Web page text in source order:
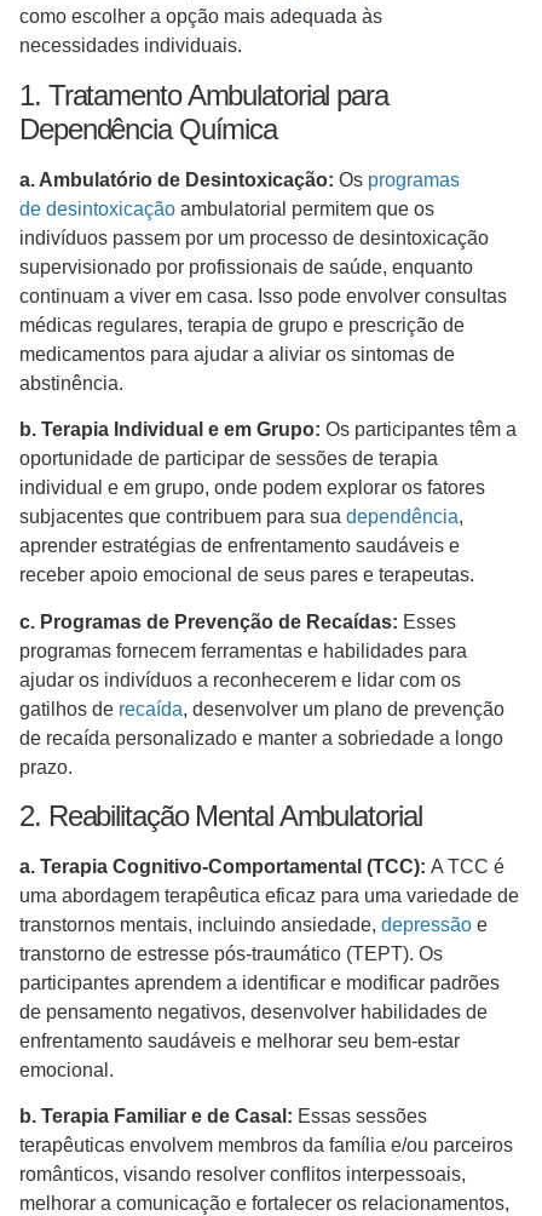
como escolher a opção mais adequada às
necessidades individuais.
1. Tratamento Ambulatorial para
Dependência Química
a. Ambulatório de Desintoxicação: Os programas
de desintoxicação ambulatorial permitem que os
indivíduos passem por um processo de desintoxicação
supervisionado por profissionais de saúde, enquanto
continuam a viver em casa. Isso pode envolver consultas
médicas regulares, terapia de grupo e prescrição de
medicamentos para ajudar a aliviar os sintomas de
abstinência.
b. Terapia Individual e em Grupo: Os participantes têm a
oportunidade de participar de sessões de terapia
individual e em grupo, onde podem explorar os fatores
subjacentes que contribuem para sua dependência,
aprender estratégias de enfrentamento saudáveis e
receber apoio emocional de seus pares e terapeutas.
c. Programas de Prevenção de Recaídas: Esses
programas fornecem ferramentas e habilidades para
ajudar os indivíduos a reconhecerem e lidar com os
gatilhos de recaída, desenvolver um plano de prevenção
de recaída personalizado e manter a sobriedade a longo
prazo.
2. Reabilitação Mental Ambulatorial
a. Terapia Cognitivo-Comportamental (TCC): A TCC é
uma abordagem terapêutica eficaz para uma variedade de
transtornos mentais, incluindo ansiedade, depressão e
transtorno de estresse pós-traumático (TEPT). Os
participantes aprendem a identificar e modificar padrões
de pensamento negativos, desenvolver habilidades de
enfrentamento saudáveis e melhorar seu bem-estar
emocional.
b. Terapia Familiar e de Casal: Essas sessões
terapêuticas envolvem membros da família e/ou parceiros
românticos, visando resolver conflitos interpessoais,
melhorar a comunicação e fortalecer os relacionamentos,